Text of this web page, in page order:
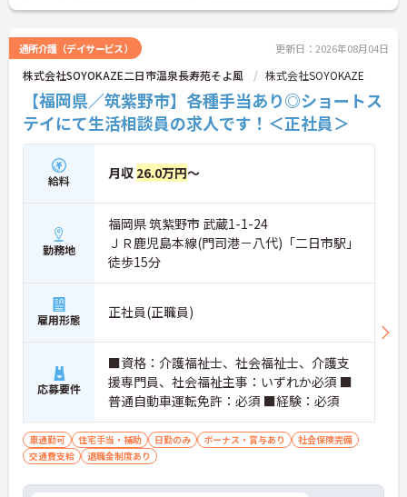
・社員一人ひとりの個性や価値観を大切にする方針
どが原則自由とされています。
・自分らしさを維持しながら働ける柔軟な社内規定
が整っているため、型にとらわれずストレスの少な
い状態でご活躍いただけます。
通所介護（デイサービス） 更新日：2026年08月04日
株式会社SOYOKAZE二日市温泉長寿苑そよ風 株式会社SOYOKAZE
【福岡県／筑紫野市】各種手当あり◎ショートス
テイにて生活相談員の求人です！＜正社員＞
給料 月収 26.0万円～
勤務地
福岡県 筑紫野市 武蔵1-1-24
ＪＲ鹿児島本線(門司港－八代)「二日市駅」
徒歩15分
雇用形態 正社員(正職員)
応募要件
■資格：介護福祉士、社会福祉士、介護支
援専門員、社会福祉主事：いずれか必須 ■
普通自動車運転免許：必須 ■経験：必須
車通勤可 住宅手当・補助 日勤のみ ボーナス・賞与あり
社会保険完備
交通費支給
退職金制度あり